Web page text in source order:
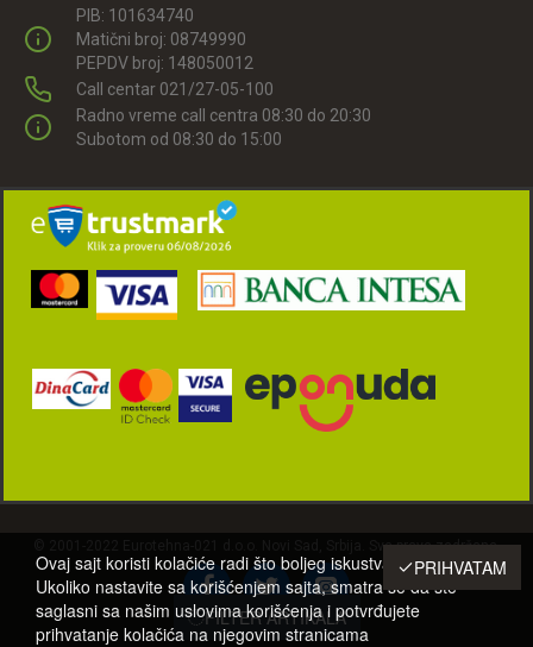
PIB: 101634740
Matični broj: 08749990
PEPDV broj: 148050012
Call centar 021/27-05-100
Radno vreme call centra 08:30 do 20:30
Subotom od 08:30 do 15:00
© 2001-2022 Eurotehna-021 d.o.o. Novi Sad, Srbija. Sva prava zadržana.
PRIHVATAM
Ovaj sajt koristi kolačiće radi što boljeg iskustva posetilaca.
Ukoliko nastavite sa korišćenjem sajta, smatra se da ste
saglasni sa našim uslovima korišćenja i potvrđujete
prihvatanje kolačića na njegovim stranicama
FILTER ARTIKALA